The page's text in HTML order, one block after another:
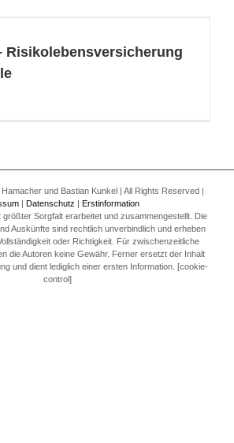
Risikolebensversicherung
und Bastian Kunkel | All Rights Reserved |
| Datenschutz | Erstinformation
größter Sorgfalt erarbeitet und zusammengestellt. Die
Auskünfte sind rechtlich unverbindlich und erheben
oder Richtigkeit. Für zwischenzeitliche
die Autoren keine Gewähr. Ferner ersetzt der Inhalt
und dient lediglich einer ersten Information. [cookie-
control]